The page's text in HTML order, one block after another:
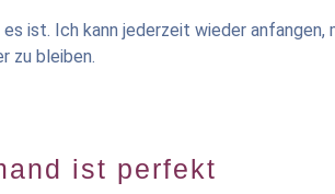
ist. Ich kann jederzeit wieder
zu bleiben.
ist perfekt